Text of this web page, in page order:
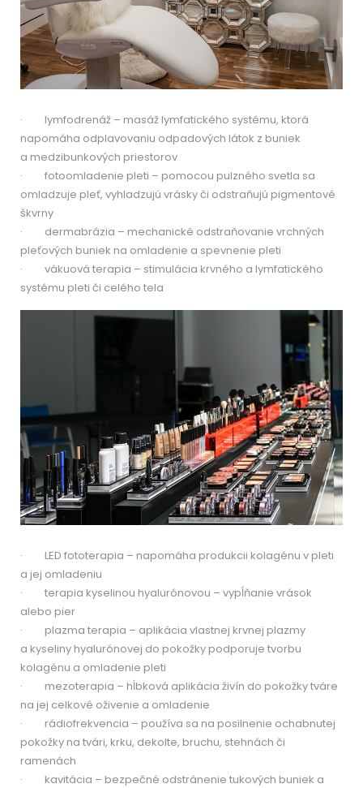
· lymfodrenáž – masáž lymfatického systému, ktorá
napomáha odplavovaniu odpadových látok z buniek
a medzibunkových priestorov
· fotoomladenie pleti – pomocou pulzného svetla sa
omladzuje pleť, vyhladzujú vrásky či odstraňujú pigmentové
škvrny
· dermabrázia – mechanické odstraňovanie vrchných
pleťových buniek na omladenie a spevnenie pleti
· vákuová terapia – stimulácia krvného a lymfatického
systému pleti či celého tela
· LED fototerapia – napomáha produkcii kolagénu v pleti
a jej omladeniu
· terapia kyselinou hyalurónovou – vypĺňanie vrások
alebo pier
· plazma terapia – aplikácia vlastnej krvnej plazmy
a kyseliny hyalurónovej do pokožky podporuje tvorbu
kolagénu a omladenie pleti
· mezoterapia – hĺbková aplikácia živín do pokožky tváre
na jej celkové oživenie a omladenie
· rádiofrekvencia – používa sa na posilnenie ochabnutej
pokožky na tvári, krku, dekolte, bruchu, stehnách či
ramenách
· kavitácia – bezpečné odstránenie tukových buniek a